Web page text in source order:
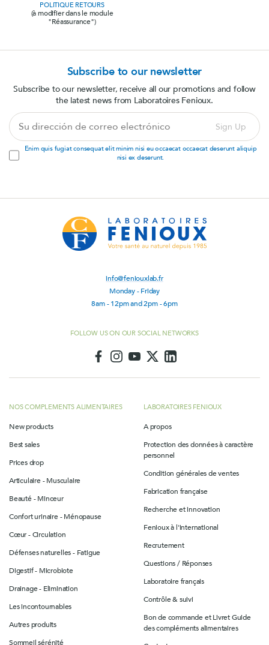
POLITIQUE RETOURS
(à modifier dans le module
"Réassurance")
info@feniouxlab.fr
Monday - Friday
8am - 12pm and 2pm - 6pm
FOLLOW US ON OUR SOCIAL NETWORKS
NOS COMPLEMENTS ALIMENTAIRES
New products
Best sales
Prices drop
Articulaire - Musculaire
Beauté - Minceur
Confort urinaire - Ménopause
Cœur - Circulation
Défenses naturelles - Fatigue
Digestif - Microbiote
Drainage - Elimination
Les incontournables
Autres produits
Sommeil sérénité
LABORATOIRES FENIOUX
A propos
Protection des données à caractère
personnel
Condition générales de ventes
Fabrication française
Recherche et innovation
Fenioux à l'international
Recrutement
Questions / Réponses
Laboratoire français
Contrôle & suivi
Bon de commande et Livret Guide
des compléments alimentaires
Subscribe to our newsletter
Subscribe to our newsletter, receive all our promotions and follow
the latest news from Laboratoires Fenioux.
dirección
de
correo
Sign Up
Enim quis fugiat consequat elit minim nisi eu occaecat occaecat deserunt aliquip
nisi ex deserunt.